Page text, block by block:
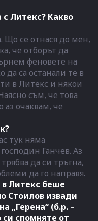
с Литекс? Какво
Що се отнася до мен,
че отборът да
феновете на
да са останали те в
в Литекс и някои
съм, че това
очаквам, че
тук няма
Ганчев. Аз
да си тръгна,
да го направя.
Литекс беше
Стоилов извади
„Герена“ (б.р. –
си спомняте от